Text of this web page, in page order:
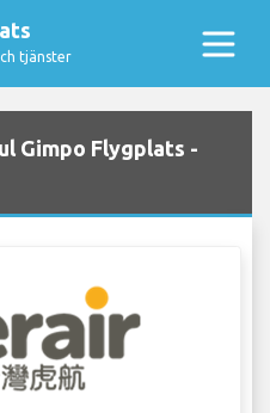
tjänster
Gimpo Flygplats -